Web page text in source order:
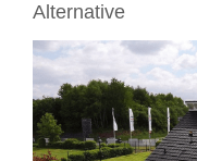
Alternative